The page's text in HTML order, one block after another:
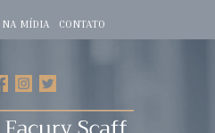
NA MÍDIA CONTATO